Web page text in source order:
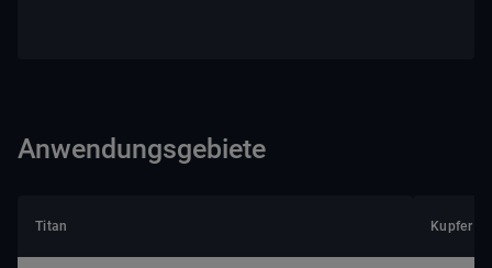
Anwendungsgebiete
Titan Kupfer